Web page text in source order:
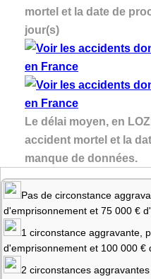
mortel et la date de
jour(s)
Le délai moyen, en
accident mortel et la
manque de données.
Pas de circonstance
d'emprisonnement et 75 000 €
1 circonstance aggravante,
d'emprisonnement et 100 000 €
2 circonstances